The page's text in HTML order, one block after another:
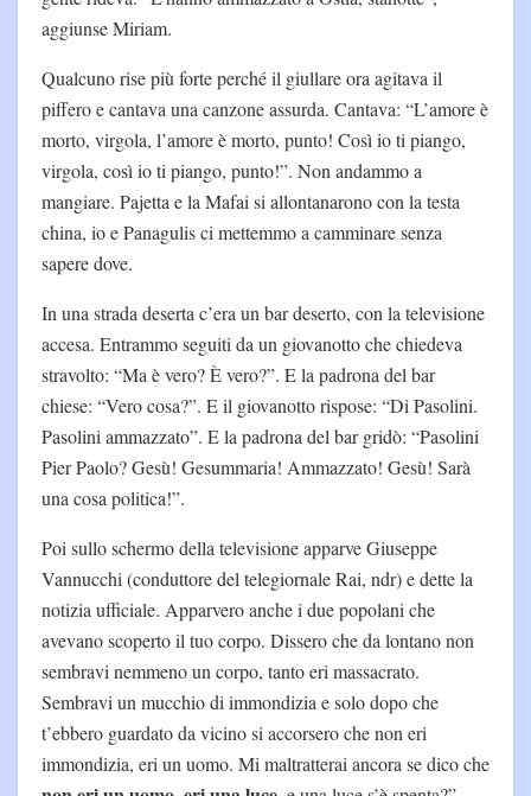
aggiunse Miriam.
Qualcuno rise più forte perché il giullare ora agitava il
piffero e cantava una canzone assurda. Cantava: “L’amore è
morto, virgola, l’amore è morto, punto! Così io ti piango,
virgola, così io ti piango, punto!”. Non andammo a
mangiare. Pajetta e la Mafai si allontanarono con la testa
china, io e Panagulis ci mettemmo a camminare senza
sapere dove.
In una strada deserta c’era un bar deserto, con la televisione
accesa. Entrammo seguiti da un giovanotto che chiedeva
stravolto: “Ma è vero? È vero?”. E la padrona del bar
chiese: “Vero cosa?”. E il giovanotto rispose: “Di Pasolini.
Pasolini ammazzato”. E la padrona del bar gridò: “Pasolini
Pier Paolo? Gesù! Gesummaria! Ammazzato! Gesù! Sarà
una cosa politica!”.
Poi sullo schermo della televisione apparve Giuseppe
Vannucchi (conduttore del telegiornale Rai, ndr) e dette la
notizia ufficiale. Apparvero anche i due popolani che
avevano scoperto il tuo corpo. Dissero che da lontano non
sembravi nemmeno un corpo, tanto eri massacrato.
Sembravi un mucchio di immondizia e solo dopo che
t’ebbero guardato da vicino si accorsero che non eri
immondizia, eri un uomo. Mi maltratterai ancora se dico che